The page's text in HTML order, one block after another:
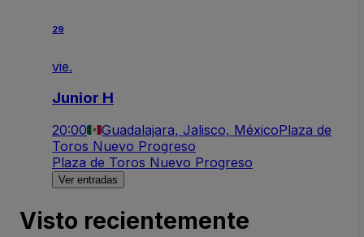
29
vie.
Junior H
20:00 Guadalajara, Jalisco, MéxicoPlaza de
Toros Nuevo Progreso
Plaza de Toros Nuevo Progreso
Ver entradas
Visto recientemente